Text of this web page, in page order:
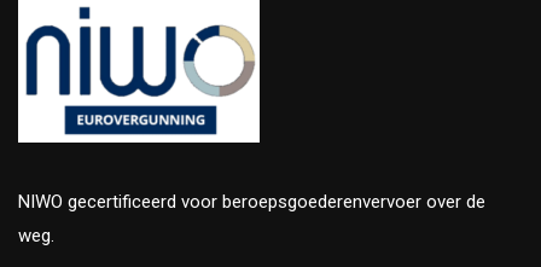
NIWO gecertificeerd voor beroepsgoederenvervoer over de
weg.